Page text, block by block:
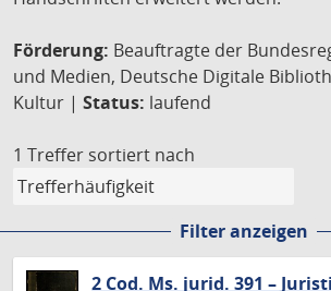
Förderung: Beauftragte der
und Medien, Deutsche Digitale
Kultur | Status: laufend
1 Treffer sortiert nach
Filter anzeigen
2 Cod. Ms. jurid. 391 –